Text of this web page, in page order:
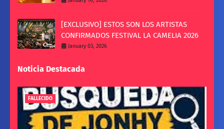
[EXCLUSIVO] ESTOS SON LOS ARTISTAS
CONFIRMADOS FESTIVAL LA CAMELIA 2026
January 03, 2026
Noticia Destacada
FALLECIDO